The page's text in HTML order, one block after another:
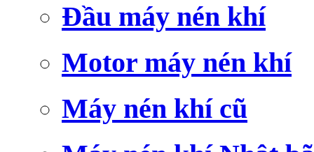
Đầu máy nén khí
Motor máy nén khí
Máy nén khí cũ